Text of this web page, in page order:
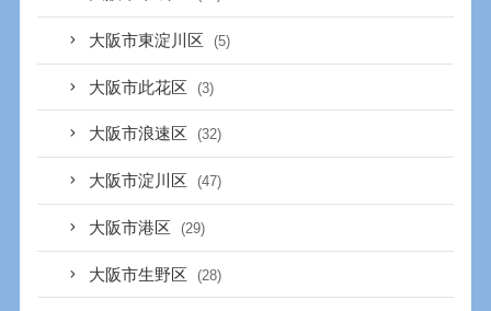
大阪市東淀川区 (5)
大阪市此花区 (3)
大阪市浪速区 (32)
大阪市淀川区 (47)
大阪市港区 (29)
大阪市生野区 (28)